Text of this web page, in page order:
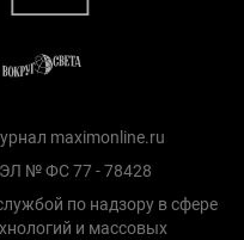
maximonline.ru
№ ФС 77 - 78428
по надзору в сфере
и массовых